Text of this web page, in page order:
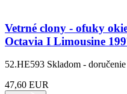
Vetrné clony - ofuky
Octavia I Limousine
52.HE593 Skladom -
47,60 EUR